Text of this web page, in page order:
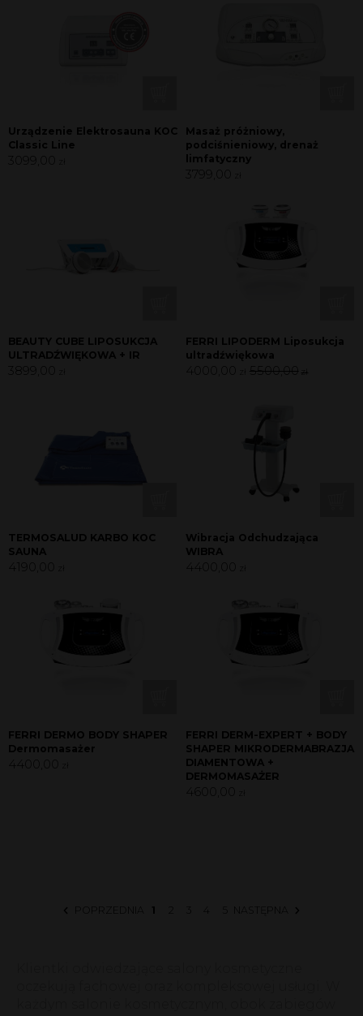
Urządzenie Elektrosauna KOC
Classic Line
3099,00 zł
Masaż próżniowy,
podciśnieniowy, drenaż
limfatyczny
3799,00 zł
BEAUTY CUBE LIPOSUKCJA
ULTRADŹWIĘKOWA + IR
3899,00
FERRI LIPODERM Liposukcja
ultradźwiękowa
4000,00 5500,00 zł
TERMOSALUD KARBO KOC
SAUNA
4190,00
Wibracja Odchudzająca
WIBRA
4400,00
FERRI DERMO BODY SHAPER
Dermomasażer
4400,00 zł
FERRI DERM-EXPERT + BODY
SHAPER MIKRODERMABRAZJA
DIAMENTOWA +
DERMOMASAŻER
4600,00 zł
POPRZEDNIA 1 4 NASTĘPNA